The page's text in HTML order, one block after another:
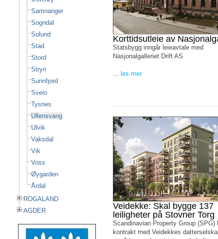
Samnanger
Sogndal
Solund
Stad
Stord
Stryn
Sunnfjord
Sveio
Tysnes
Ullensvang
Ulvik
Vaksdal
Vik
Voss
Øygarden
Årdal
ROGALAND
AGDER
Korttidsutleie av
Statsbygg inngår leieavtale med
Nasjonalgalleriet Drift AS.
... les mer
Veidekke: Skal bygge 137
leiligheter på Stovner Torg
Scandinavian Property Group (SPG)
kontrakt med Veidekkes